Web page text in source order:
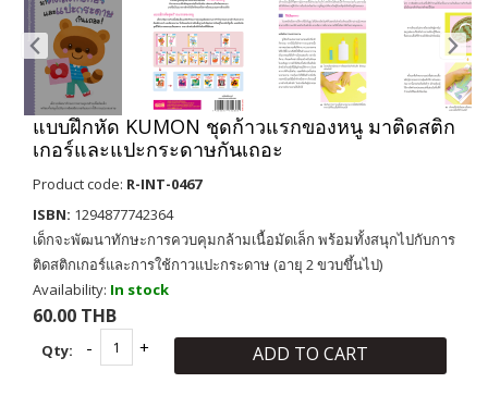
แบบฝึกหัด KUMON ชุดก้าวแรกของหนู มาติดสติก
เกอร์และแปะกระดาษกันเถอะ
Product code: R-INT-0467
ISBN: 1294877742364
เด็กจะพัฒนาทักษะการควบคุมกล้ามเนื้อมัดเล็ก พร้อมทั้งสนุกไปกับการ
ติดสติกเกอร์และการใช้กาวแปะกระดาษ (อายุ 2 ขวบขึ้นไป)
Availability: In stock
60.00 THB
Qty: ADD TO CART